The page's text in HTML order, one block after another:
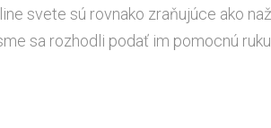
svete sú rovnako zraňujúce ako
sa rozhodli podať im pomocnú